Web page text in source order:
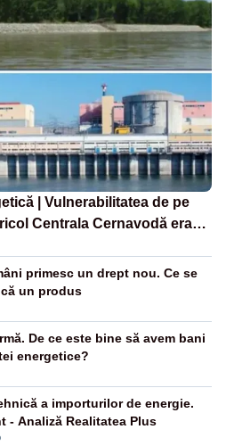
| Vulnerabilitatea de pe
Centrala Cernavodă era
lui Ceaușescu
primesc un drept nou. Ce se
un produs
De ce este bine să avem bani
energetice?
a importurilor de energie.
- Analiză Realitatea Plus